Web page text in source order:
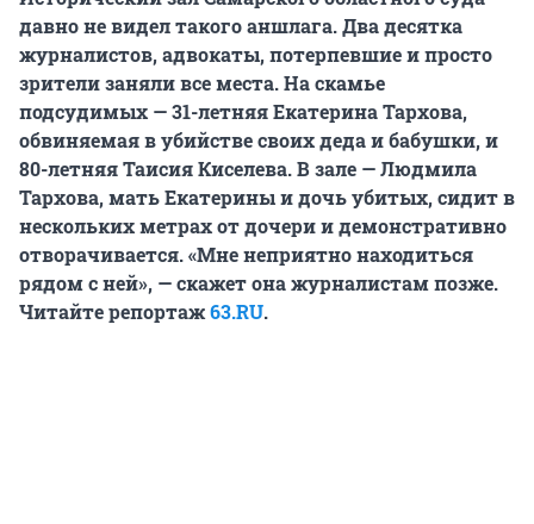
давно не видел такого аншлага. Два десятка
журналистов, адвокаты, потерпевшие и просто
зрители заняли все места. На скамье
подсудимых — 31-летняя Екатерина Тархова,
обвиняемая в убийстве своих деда и бабушки, и
80-летняя Таисия Киселева. В зале — Людмила
Тархова, мать Екатерины и дочь убитых, сидит в
нескольких метрах от дочери и демонстративно
отворачивается. «Мне неприятно находиться
рядом с ней», — скажет она журналистам позже.
Читайте репортаж63.RU.